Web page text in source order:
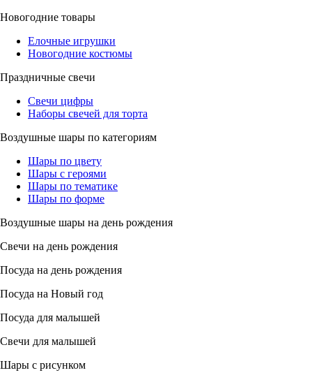
Новогодние товары
Елочные игрушки
Новогодние костюмы
Праздничные свечи
Свечи цифры
Наборы свечей для торта
Воздушные шары по категориям
Шары по цвету
Шары с героями
Шары по тематике
Шары по форме
Воздушные шары на день рождения
Свечи на день рождения
Посуда на день рождения
Посуда на Новый год
Посуда для малышей
Свечи для малышей
Шары с рисунком